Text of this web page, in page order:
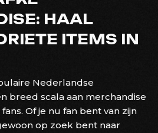
HAAL
ITEMS IN
Nederlandse
breed scala aan merchandise
Of je nu fan bent van zijn
op zoek bent naar